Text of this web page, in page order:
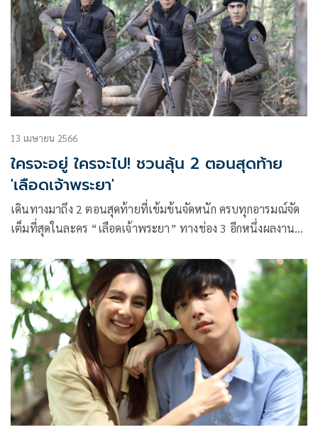
13 เมษายน 2566
ใครจะอยู่ ใครจะไป! ชวนลุ้น 2 ตอนสุดท้าย
'เลือดเจ้าพระยา'
เดินทางมาถึง 2 ตอนสุดท้ายที่เข้มข้นจัดหนัก ครบทุกอารมณ์จัด
เต็มที่สุดในละคร “เลือดเจ้าพระยา” ทางช่อง 3 อีกหนึ่งผลงาน
วิจิตร ผู้กำกับและผู้จัดจากค่าย อาหลอง จูเนียร์ ที่มัดรวมความ
สนุกครบทุกรสทั้งโรแมนติก ดราม่า แอ็กชั่น คอมเมดี้ และความ
แฟนตาซี ทำเอาแฟนละครเรียกร้องขอต่อเวลากันไม่หยุด